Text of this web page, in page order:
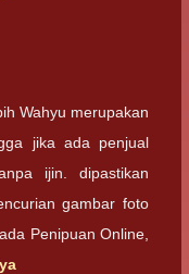
Wahyu merupakan
jika ada penjual
ijin. dipastikan
gambar foto
Penipuan Online,